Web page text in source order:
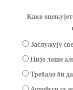
Како
Заслужују
Није лоше
Требало би